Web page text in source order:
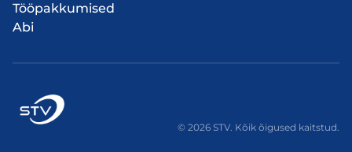
Tööpakkumised
Abi
© 2026 STV. Kõik õigused kaitstud.